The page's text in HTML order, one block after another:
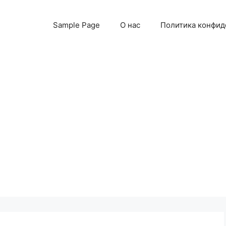
Sample Page О нас Политика